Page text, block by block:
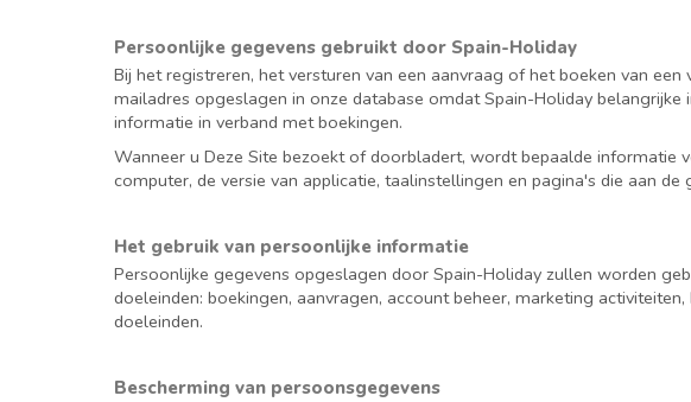
Persoonlijke gegevens gebruikt door Spain-Holiday
Bij het registreren, het versturen van een aanvraag of het boeken van
mailadres opgeslagen in onze database omdat Spain-Holiday
informatie in verband met boekingen.
Wanneer u Deze Site bezoekt of doorbladert, wordt bepaalde informatie
computer, de versie van applicatie, taalinstellingen en pagina's die aan de
Het gebruik van persoonlijke informatie
Persoonlijke gegevens opgeslagen door Spain-Holiday zullen worden
doeleinden: boekingen, aanvragen, account beheer, marketing
doeleinden.
Bescherming van persoonsgegevens